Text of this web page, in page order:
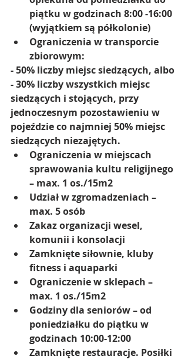
piątku w godzinach 8:00 -16:00
(wyjątkiem są półkolonie)
Ograniczenia w transporcie
zbiorowym:
- 50% liczby miejsc siedzących, albo
- 30% liczby wszystkich miejsc
siedzących i stojących, przy
jednoczesnym pozostawieniu w
pojeździe co najmniej 50% miejsc
siedzących niezajętych.
Ograniczenia w miejscach
sprawowania kultu religijnego
– max. 1 os./15m2
Udział w zgromadzeniach –
max. 5 osób
Zakaz organizacji wesel,
komunii i konsolacji
Zamknięte siłownie, kluby
fitness i aquaparki
Ograniczenie w sklepach –
max. 1 os./15m2
Godziny dla seniorów – od
poniedziałku do piątku w
godzinach 10:00-12:00
Zamknięte restauracje. Posiłki